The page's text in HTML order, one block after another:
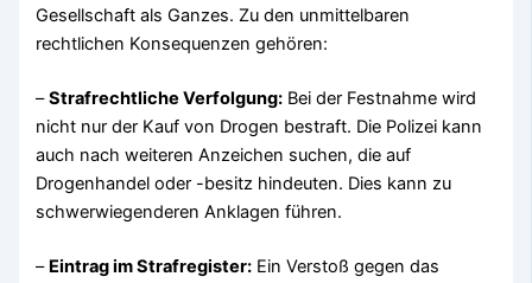
Gesellschaft als Ganzes. Zu den unmittelbaren
rechtlichen Konsequenzen gehören:
–Strafrechtliche Verfolgung: Bei der Festnahme wird
nicht nur der Kauf von Drogen bestraft. Die Polizei kann
auch nach weiteren Anzeichen suchen, die auf
Drogenhandel oder -besitz hindeuten. Dies kann zu
schwerwiegenderen Anklagen führen.
– Eintrag im Strafregister: Ein Verstoß gegen das